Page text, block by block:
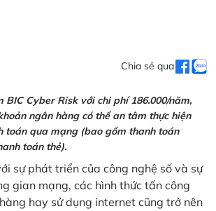
Chia sẻ qua
BIC Cyber Risk với chi phí 186.000/năm,
ngân hàng có thể an tâm thực hiện
toán qua mạng (bao gồm thanh toán
toán thẻ).
sự phát triển của công nghệ số và sự
gian mạng, các hình thức tấn công
hay sử dụng internet cũng trở nên